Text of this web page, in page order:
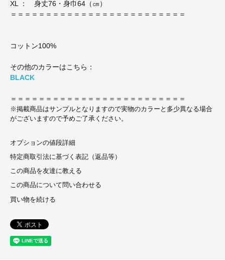
XL ： 身丈76・身巾64（㎝）
＝＝＝＝＝＝＝＝＝＝＝＝＝＝＝＝＝＝＝＝＝＝＝＝＝
コットン100%
その他のカラーはこちら：
BLACK
＝＝＝＝＝＝＝＝＝＝＝＝＝＝＝＝＝＝＝＝＝＝＝＝＝
※掲載商品はサンプルとなりますので実物のカラーと多少異なる場合
がございますので予めご了承ください。
オプションの値段詳細
特定商取引法に基づく表記（返品等）
この商品を友達に教える
この商品について問い合わせる
買い物を続ける